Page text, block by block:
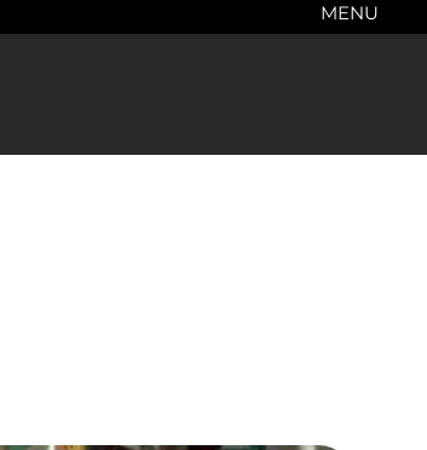
MENU